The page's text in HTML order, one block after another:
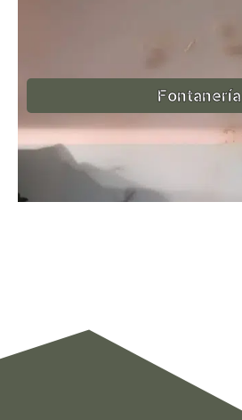
Fontanería